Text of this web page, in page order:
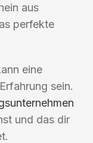
aus
perfekte
eine
sein.
und das dir